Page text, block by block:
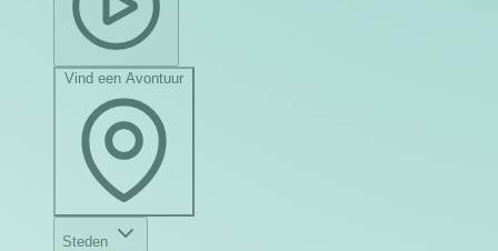
Vind een Avontuur
Steden